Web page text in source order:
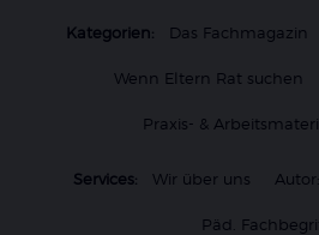
Kategorien: Das Fachmagazin
Wenn Eltern Rat suchen
Praxis- &
Services: Wir über uns
Päd.